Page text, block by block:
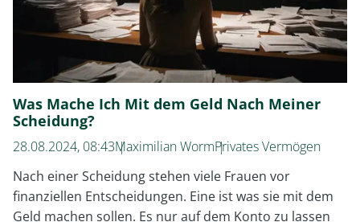
Was Mache Ich Mit dem Geld Nach Meiner
Scheidung?
28.08.2024, 08:43Maximilian WormPrivates Vermögen
Nach einer Scheidung stehen viele Frauen vor
finanziellen Entscheidungen. Eine ist was sie mit dem
Geld machen sollen. Es nur auf dem Konto zu lassen